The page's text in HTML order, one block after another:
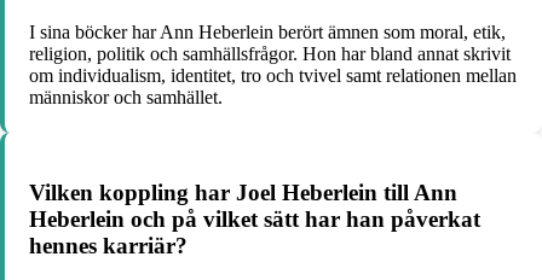
I sina böcker har Ann Heberlein berört ämnen som moral, etik,
religion, politik och samhällsfrågor. Hon har bland annat skrivit
om individualism, identitet, tro och tvivel samt relationen mellan
människor och samhället.
Vilken koppling har Joel Heberlein till Ann
Heberlein och på vilket sätt har han påverkat
hennes karriär?